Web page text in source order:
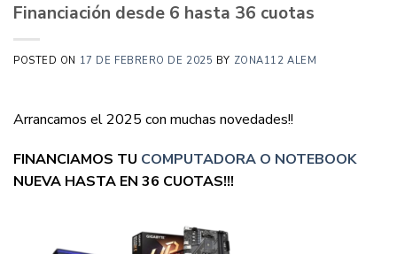
Llegó a Zona112 la Cámara Instantánea Kids y
CONTINUAR LEYENDO→
Financiación desde 6 hasta 36 cuotas
POSTED ON 17 DE FEBRERO DE 2025 BY ZONA112 ALEM
Arrancamos el 2025 con muchas novedades!!
FINANCIAMOS TU COMPUTADORA O NOTEBOOK
NUEVA HASTA EN 36 CUOTAS!!!